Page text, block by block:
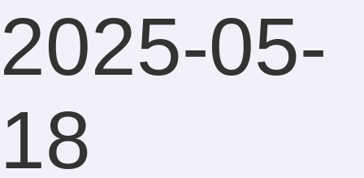
2025-05-
18